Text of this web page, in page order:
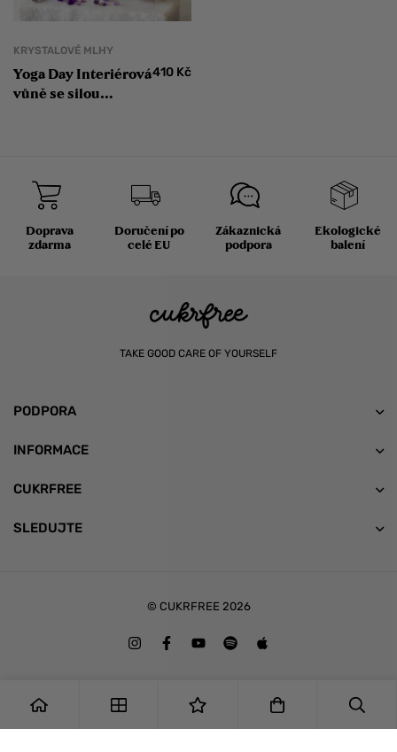
KRYSTALOVÉ MLHY
Yoga Day Interiérová
vůně se silou
410 Kč
Doprava
zdarma
Doručení po
celé EU
Zákaznická
podpora
Ekologické
balení
TAKE GOOD CARE OF YOURSELF
PODPORA
INFORMACE
CUKRFREE
SLEDUJTE
© CUKRFREE 2026